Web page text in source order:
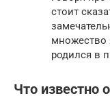
стоит
множество
родился в
Что известно